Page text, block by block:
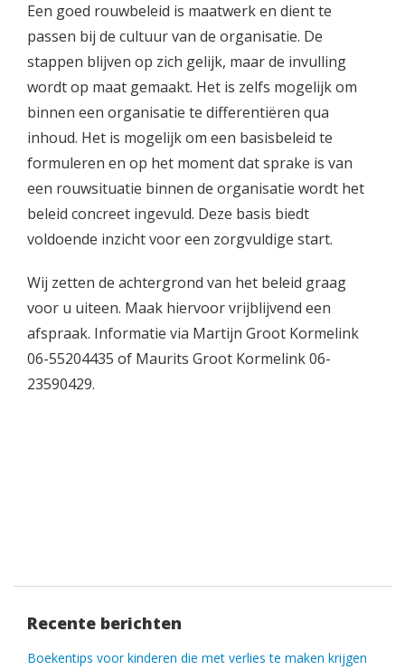
Een goed rouwbeleid is maatwerk en dient te
passen bij de cultuur van de organisatie. De
stappen blijven op zich gelijk, maar de invulling
wordt op maat gemaakt. Het is zelfs mogelijk om
binnen een organisatie te differentiëren qua
inhoud. Het is mogelijk om een basisbeleid te
formuleren en op het moment dat sprake is van
een rouwsituatie binnen de organisatie wordt het
beleid concreet ingevuld. Deze basis biedt
voldoende inzicht voor een zorgvuldige start.
Wij zetten de achtergrond van het beleid graag
voor u uiteen. Maak hiervoor vrijblijvend een
afspraak. Informatie via Martijn Groot Kormelink
06-55204435 of Maurits Groot Kormelink 06-
23590429.
Recente berichten
Boekentips voor kinderen die met verlies te maken krijgen